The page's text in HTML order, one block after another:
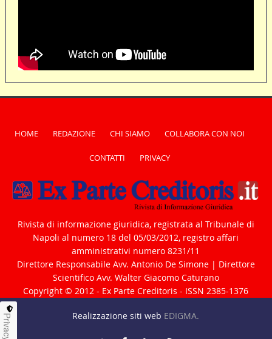
HOME REDAZIONE CHI SIAMO COLLABORA CON NOI
CONTATTI PRIVACY
Rivista di informazione giuridica, registrata al Tribunale di
Napoli al numero 18 del 05/03/2012, registro affari
amministrativi numero 8231/11
Direttore Responsabile Avv. Antonio De Simone | Direttore
Scientifico Avv. Walter Giacomo Caturano
Copyright © 2012 - Ex Parte Creditoris - ISSN 2385-1376
Realizzazione siti web EDIGMA.
Privacy